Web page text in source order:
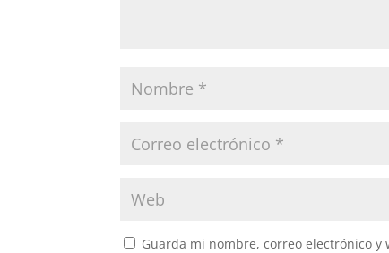
Guarda mi nombre, correo electrónico